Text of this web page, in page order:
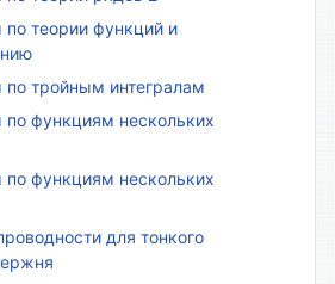
теории функций и
тройным интегралам
функциям нескольких
функциям нескольких
для тонкого